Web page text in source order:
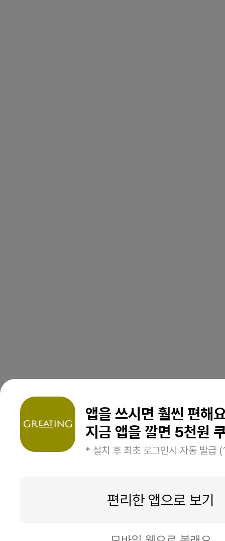
앱을 쓰시면 훨씬 편해
지금 앱을 깔면 5천원
* 설치 후 최초 로그인시 자동 발급
편리한 앱으로 보기